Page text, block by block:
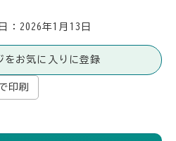
： 2026年1月13日
をお気に入りに登録
印刷